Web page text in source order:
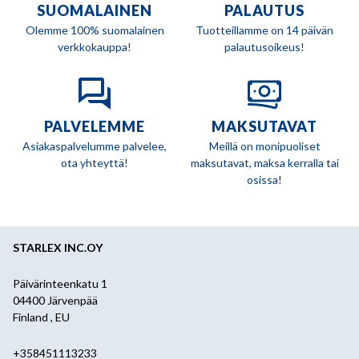
SUOMALAINEN
Olemme 100% suomalainen
verkkokauppa!
PALAUTUS
Tuotteillamme on 14 päivän
palautusoikeus!
PALVELEMME
Asiakaspalvelumme palvelee,
ota yhteyttä!
MAKSUTAVAT
Meillä on monipuoliset
maksutavat, maksa kerralla tai
osissa!
STARLEX INC.OY
Päivärinteenkatu 1
04400 Järvenpää
Finland , EU
+358451113233